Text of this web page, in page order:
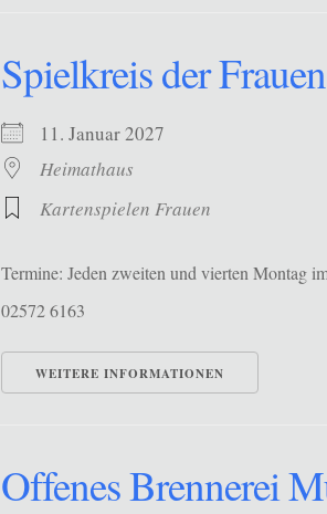
Spielkreis der Frauen
11. Januar 2027
Heimathaus
Kartenspielen Frauen
Termine: Jeden zweiten und vierten Montag
02572 6163
WEITERE INFORMATIONEN
Offenes Brennerei